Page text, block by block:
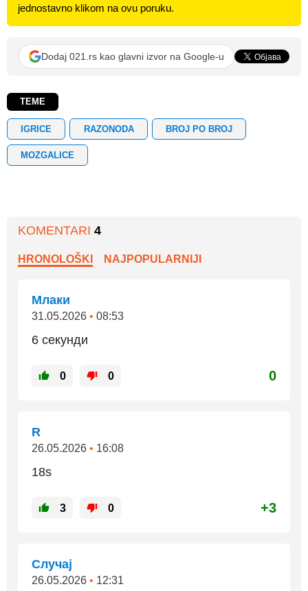
jednostavno klikom na ovu poruku.
Dodaj 021.rs kao glavni izvor na Google-u
TEME
IGRICE RAZONODA BROJ PO BROJ
MOZGALICE
KOMENTARI 4
HRONOLOŠKI NAJPOPULARNIJI
Млаки
31.05.2026 • 08:53
6 секунди
0 0 0
R
26.05.2026 • 16:08
18s
3 0 +3
Случај
26.05.2026 • 12:31